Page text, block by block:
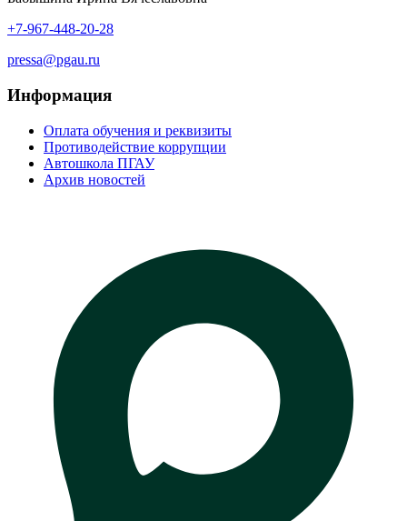
+7-967-448-20-28
pressa@pgau.ru
Информация
Оплата обучения и реквизиты
Противодействие коррупции
Автошкола ПГАУ
Архив новостей